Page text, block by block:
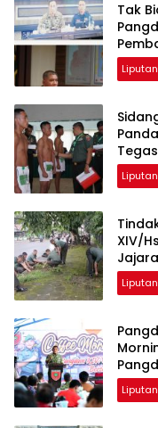
Tak
XIV/